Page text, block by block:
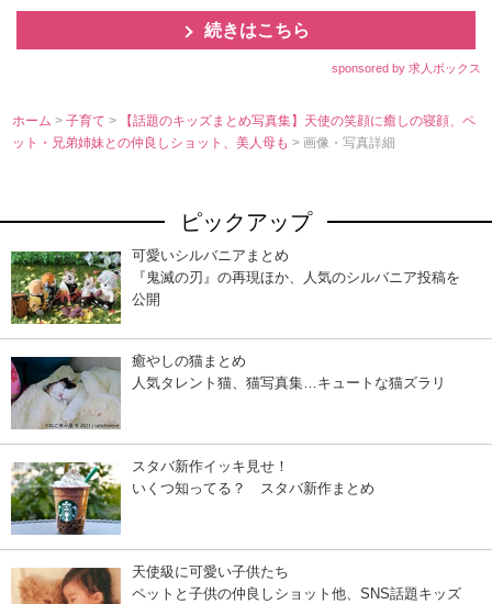
続きはこちら
sponsored by 求人ボックス
ホーム >子育て>
【話題のキッズまとめ写真集】天使の笑顔に癒しの寝顔、ペ
ット・兄弟姉妹との仲良しショット、美人母も> 画像・写真詳細
ピックアップ
可愛いシルバニアまとめ
『鬼滅の刃』の再現ほか、人気のシルバニア投稿を
公開
癒やしの猫まとめ
人気タレント猫、猫写真集…キュートな猫ズラリ
スタバ新作イッキ見せ！
いくつ知ってる？ スタバ新作まとめ
天使級に可愛い子供たち
ペットと子供の仲良しショット他、SNS話題キッズ